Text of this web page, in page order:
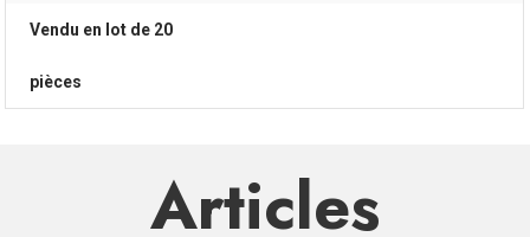
Vendu en lot de 20
pièces
Articles